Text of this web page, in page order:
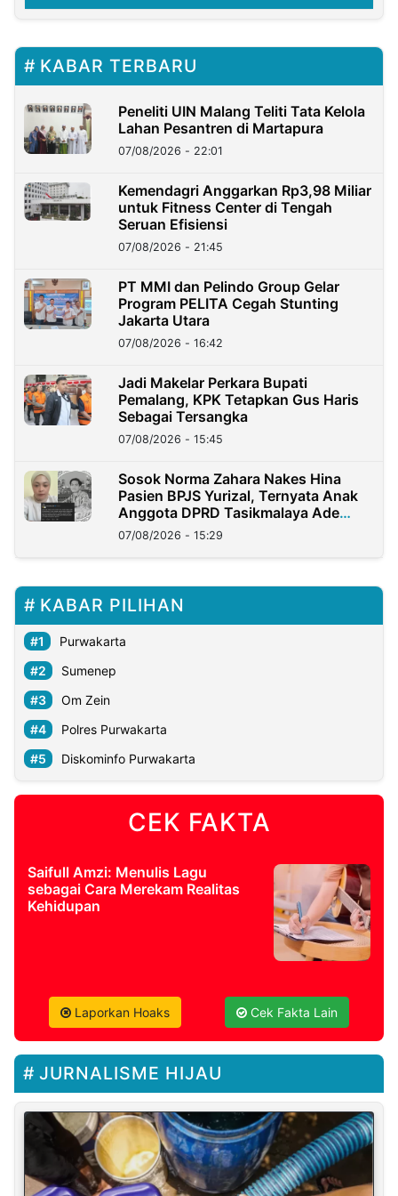
KABAR TERBARU
Peneliti UIN Malang Teliti Tata Kelola
Lahan Pesantren di Martapura
07/08/2026 - 22:01
Kemendagri Anggarkan Rp3,98 Miliar
untuk Fitness Center di Tengah
Seruan Efisiensi
07/08/2026 - 21:45
PT MMI dan Pelindo Group Gelar
Program PELITA Cegah Stunting
Jakarta Utara
07/08/2026 - 16:42
Jadi Makelar Perkara Bupati
Pemalang, KPK Tetapkan Gus Haris
Sebagai Tersangka
07/08/2026 - 15:45
Sosok Norma Zahara Nakes Hina
Pasien BPJS Yurizal, Ternyata Anak
Anggota DPRD Tasikmalaya Ade
Lukman
07/08/2026 - 15:29
KABAR PILIHAN
Purwakarta
Sumenep
Om Zein
Polres Purwakarta
Diskominfo Purwakarta
CEK FAKTA
Saifull Amzi: Menulis Lagu
sebagai Cara Merekam Realitas
Kehidupan
Laporkan Hoaks Cek Fakta Lain
JURNALISME HIJAU